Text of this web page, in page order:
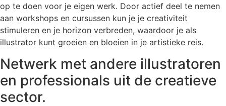
op te doen voor je eigen werk. Door actief deel te nemen
aan workshops en cursussen kun je je creativiteit
stimuleren en je horizon verbreden, waardoor je als
illustrator kunt groeien en bloeien in je artistieke reis.
Netwerk met andere illustratoren
en professionals uit de creatieve
sector.